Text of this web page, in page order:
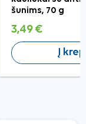
šunims, 70 g
3,49 €
Į